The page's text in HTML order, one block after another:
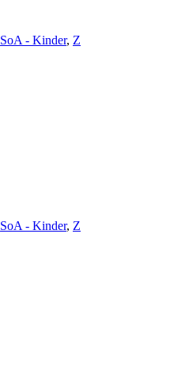
SoA - Kinder, Z
SoA - Kinder, Z